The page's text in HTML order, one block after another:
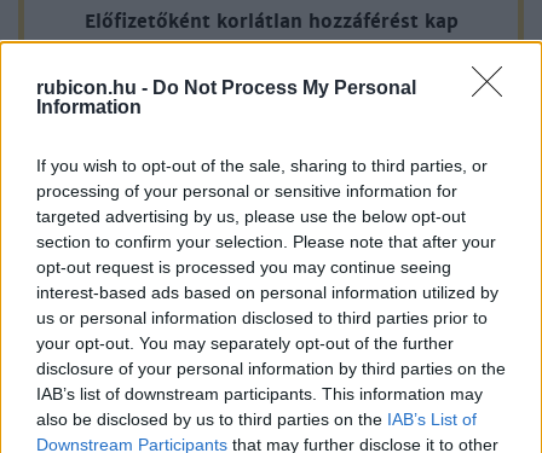
rubicon.hu - Do Not Process My Personal
Information
If you wish to opt-out of the sale, sharing to third parties, or
processing of your personal or sensitive information for
targeted advertising by us, please use the below opt-out
section to confirm your selection. Please note that after your
opt-out request is processed you may continue seeing
interest-based ads based on personal information utilized by
us or personal information disclosed to third parties prior to
your opt-out. You may separately opt-out of the further
disclosure of your personal information by third parties on the
IAB’s list of downstream participants. This information may
also be disclosed by us to third parties on the IAB’s List of
Downstream Participants that may further disclose it to other
című, 1995-ben
Előfizetőként korlátlan hozzáférést kap
Több mint 370 korábbi lapszámunk
tartalma
Rubicon Online rovatok cikkei
Hirdetésmentes olvasó felület
Kedvenc cikkek elmentése, könyvjelzők
Az első hónap csak 200 Ft-ba kerül. Próbálja
ki!